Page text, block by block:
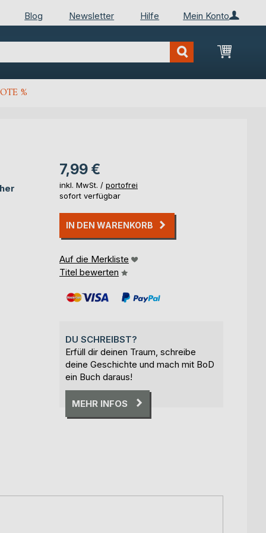
Mein Konto
Blog Newsletter Hilfe
Mein
%
7,99 €
inkl. MwSt. / portofrei
sofort verfügbar
IN DEN WARENKORB
Auf die Merkliste
Titel bewerten
DU SCHREIBST?
Erfüll dir deinen Traum, schreibe
deine Geschichte und mach mit BoD
ein Buch daraus!
MEHR INFOS